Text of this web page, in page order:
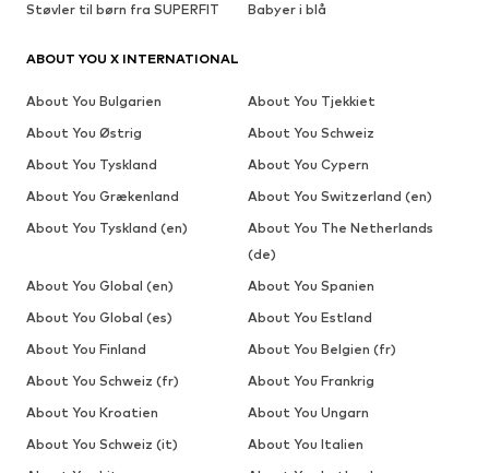
Støvler til børn fra SUPERFIT Babyer i blå
ABOUT YOU X INTERNATIONAL
About You Bulgarien
About You Tjekkiet
About You Østrig
About You Schweiz
About You Tyskland
About You Cypern
About You Grækenland
About You Switzerland (en)
About You Tyskland (en)
About You The Netherlands
(de)
About You Global (en)
About You Spanien
About You Global (es)
About You Estland
About You Finland
About You Belgien (fr)
About You Schweiz (fr)
About You Frankrig
About You Kroatien
About You Ungarn
About You Schweiz (it)
About You Italien